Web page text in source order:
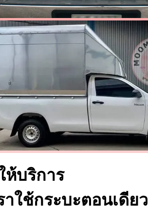
ห้บริการ
ใช้กระบะตอนเดียว